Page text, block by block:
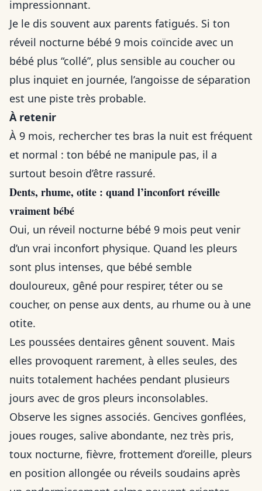
impressionnant.
Je le dis souvent aux parents fatigués. Si ton
réveil nocturne bébé 9 mois coïncide avec un
bébé plus “collé”, plus sensible au coucher ou
plus inquiet en journée, l’angoisse de séparation
est une piste très probable.
À retenir
À 9 mois, rechercher tes bras la nuit est fréquent
et normal : ton bébé ne manipule pas, il a
surtout besoin d’être rassuré.
Dents, rhume, otite : quand l’inconfort réveille
vraiment bébé
Oui, un réveil nocturne bébé 9 mois peut venir
d’un vrai inconfort physique. Quand les pleurs
sont plus intenses, que bébé semble
douloureux, gêné pour respirer, téter ou se
coucher, on pense aux dents, au rhume ou à une
otite.
Les poussées dentaires gênent souvent. Mais
elles provoquent rarement, à elles seules, des
nuits totalement hachées pendant plusieurs
jours avec de gros pleurs inconsolables.
Observe les signes associés. Gencives gonflées,
joues rouges, salive abondante, nez très pris,
toux nocturne, fièvre, frottement d’oreille, pleurs
en position allongée ou réveils soudains après